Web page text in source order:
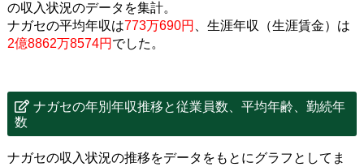
の収入状況のデータを集計。
ナガセの平均年収は773万690円
、生涯年収（生涯賃金）は
2億8862万8574円 でした。
ナガセの年別年収推移と従業員数、平均年齢、勤続年
数
ナガセの収入状況の推移をデータをもとにグラフとしてま